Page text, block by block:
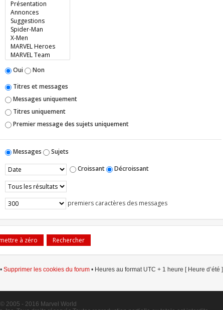
Oui
Non
Titres et messages
Messages uniquement
Titres uniquement
Premier message des sujets uniquement
Messages
Sujets
Croissant
Décroissant
premiers caractères des messages
• Supprimer les cookies du forum • Heures au format UTC + 1 heure [ Heure d’été ]
© 2005 - 2016 Marvel World